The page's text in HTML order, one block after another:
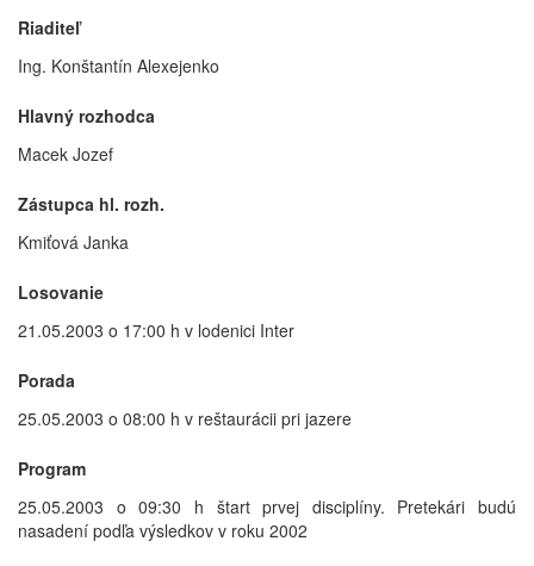
Riaditeľ
Ing. Konštantín Alexejenko
Hlavný rozhodca
Macek Jozef
Zástupca hl. rozh.
Kmiťová Janka
Losovanie
21.05.2003 o 17:00 h v lodenici Inter
Porada
25.05.2003 o 08:00 h v reštaurácii pri jazere
Program
25.05.2003 o 09:30 h štart prvej disciplíny. Pretekári budú
nasadení podľa výsledkov v roku 2002